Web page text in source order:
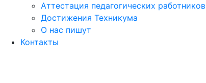
Аттестация педагогических работников
Достижения Техникума
О нас пишут
Контакты